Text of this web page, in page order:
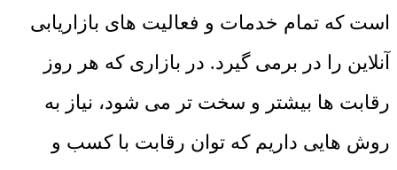
است که تمام خدمات و فعالیت های بازاریابی
آنلاین را در برمی گیرد. در بازاری که هر روز
رقابت ها بیشتر و سخت تر می شود، نیاز به
روش هایی داریم که توان رقابت با کسب و